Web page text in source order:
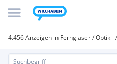
4.456 Anzeigen in Ferngläser / Optik -